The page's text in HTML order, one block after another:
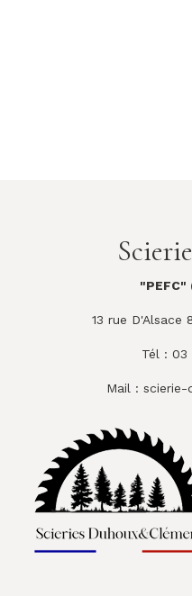
"PEFC"
13 rue D'Alsace
Tél : 03
Mail : scierie-